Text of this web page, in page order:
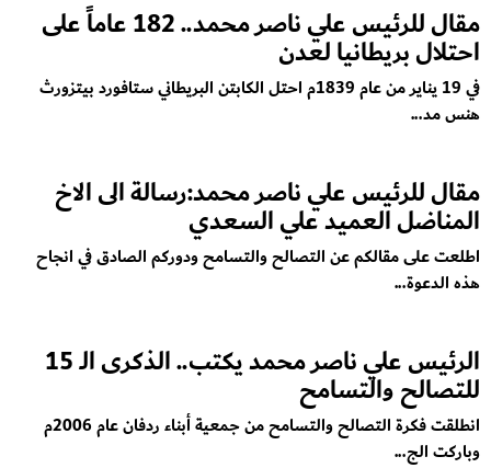
مقال للرئيس علي ناصر محمد.. 182 عاماً على
احتلال بريطانيا لعدن
في 19 يناير من عام 1839م احتل الكابتن البريطاني ستافورد بيتزورث
هنس مد...
مقال للرئيس علي ناصر محمد:رسالة الى الاخ
المناضل العميد علي السعدي
اطلعت على مقالكم عن التصالح والتسامح ودوركم الصادق في انجاح
هذه الدعوة...
الرئيس علي ناصر محمد يكتب.. الذكرى الـ 15
للتصالح والتسامح
انطلقت فكرة التصالح والتسامح من جمعية أبناء ردفان عام 2006م
وباركت الج...